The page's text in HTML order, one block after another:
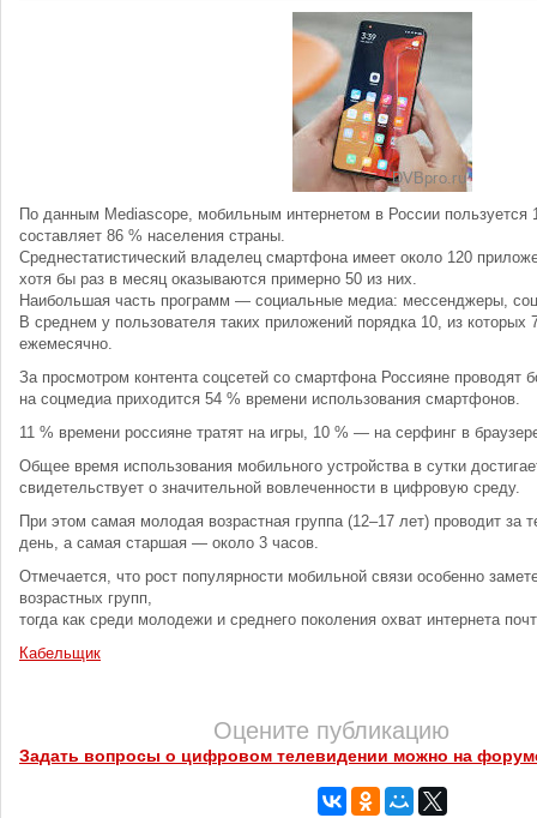
По данным Mediascope, мобильным интернетом в России пользуется
составляет 86 % населения страны.
Среднестатистический владелец смартфона имеет около 120
хотя бы раз в месяц оказываются примерно 50 из них.
Наибольшая часть программ — социальные медиа: мессенджеры,
В среднем у пользователя таких приложений порядка 10, из которых
ежемесячно.
За просмотром контента соцсетей со смартфона Россияне проводят
на соцмедиа приходится 54 % времени использования смартфонов.
11 % времени россияне тратят на игры, 10 % — на серфинг в
Общее время использования мобильного устройства в сутки
свидетельствует о значительной вовлеченности в цифровую среду.
При этом самая молодая возрастная группа (12–17 лет) проводит за
день, а самая старшая — около 3 часов.
Отмечается, что рост популярности мобильной связи особенно
возрастных групп,
тогда как среди молодежи и среднего поколения охват интернета
Кабельщик
Оцените публикацию
Задать вопросы о цифровом телевидении можно на